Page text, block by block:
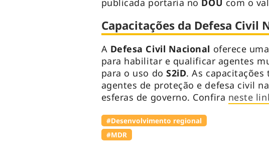
publicada portaria no DOU com o
Capacitações da Defesa Civil
A Defesa Civil Nacional oferece
para habilitar e qualificar agentes
para o uso doS2iD. As
agentes de proteção e defesa civil
esferas de governo. Confira neste
#Desenvolvimento regional
#MDR